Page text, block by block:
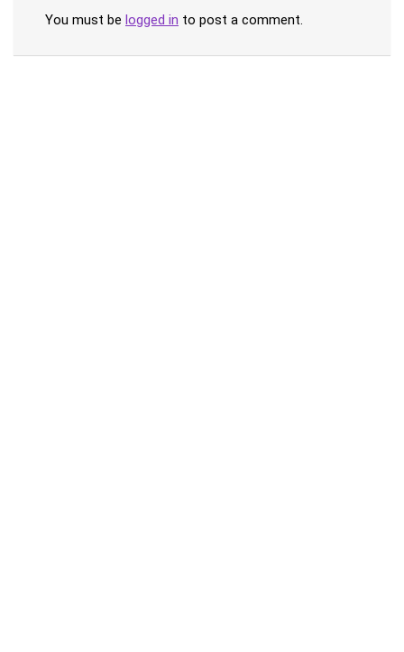
You must be logged in to post a comment.